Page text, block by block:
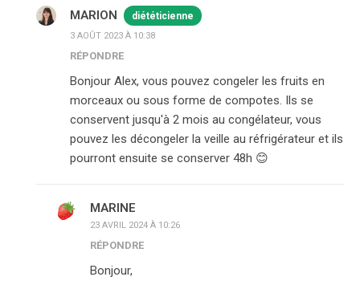
MARION diététicienne
3 AOÛT 2023 À 10:38
RÉPONDRE
Bonjour Alex, vous pouvez congeler les fruits en
morceaux ou sous forme de compotes. Ils se
conservent jusqu'à 2 mois au congélateur, vous
pouvez les décongeler la veille au réfrigérateur et ils
pourront ensuite se conserver 48h 😊
MARINE
23 AVRIL 2024 À 10:26
RÉPONDRE
Bonjour,